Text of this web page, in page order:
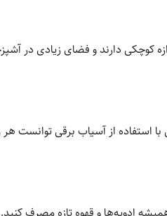
کوچکی دارند و فضای زیادی در
استفاده از آسیاب برقی توانست هر